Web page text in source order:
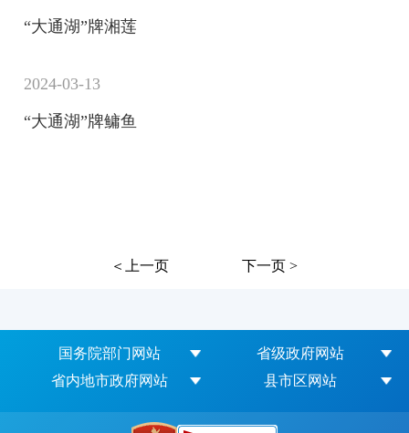
“大通湖”牌湘莲
2024-03-13
“大通湖”牌鳙鱼
＜上一页 下一页 >
国务院部门网站
省级政府网站
省内地市政府网站
县市区网站